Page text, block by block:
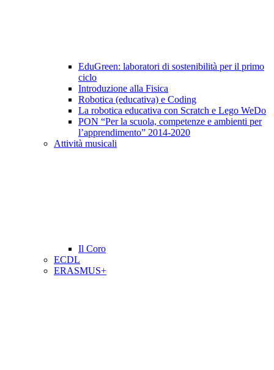
EduGreen: laboratori di sostenibilità per il primo
ciclo
Introduzione alla Fisica
Robotica (educativa) e Coding
La robotica educativa con Scratch e Lego WeDo
PON “Per la scuola, competenze e ambienti per
l’apprendimento” 2014-2020
Attività musicali
Il Coro
ECDL
ERASMUS+